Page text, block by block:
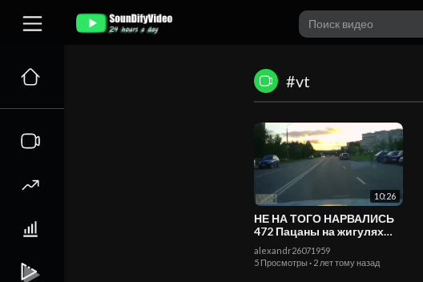
#vt
10:26
НЕ НА ТОГО НАРВАЛИСЬ
472 Пацаны на жигулях
погоня ДПС
alexandr26071959
5 Просмотры · 2 лет тому назад